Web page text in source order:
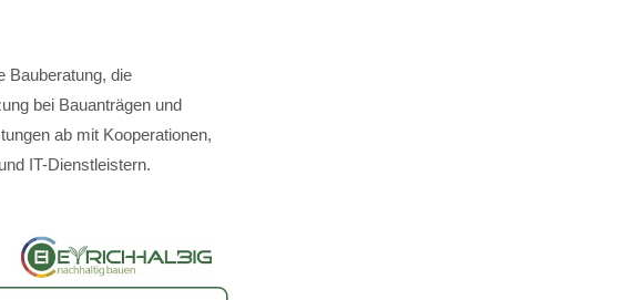
Bauberatung, die
bei Bauanträgen und
ab mit Kooperationen,
IT-Dienstleistern.